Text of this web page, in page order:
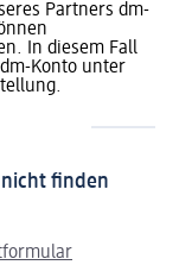
Partners dm-
In diesem Fall
Konto unter
finden